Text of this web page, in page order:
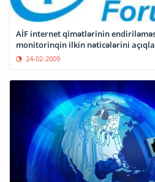
AİF internet qimətlərinin
monitorinqin ilkin nəticələrini
24-02-2009